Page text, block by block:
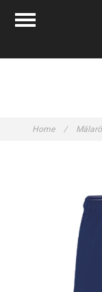
Home /